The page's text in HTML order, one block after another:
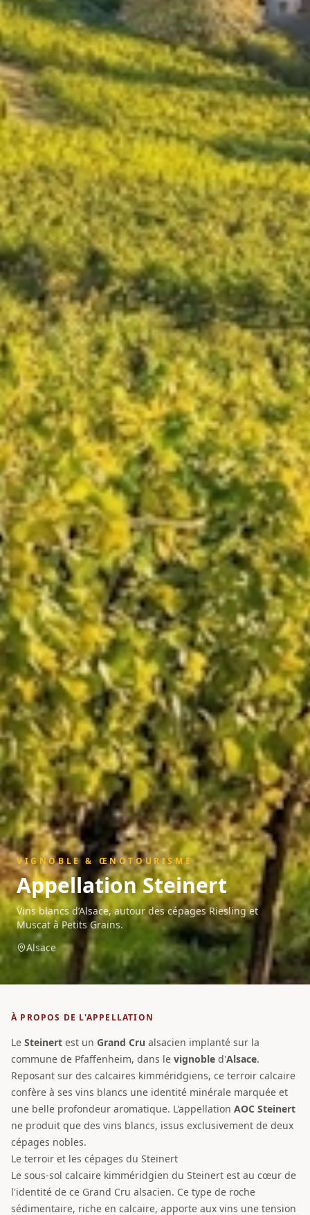
VIGNOBLE & ŒNOTOURISME
AppellationSteinert
Vins blancs d’Alsace, autour des cépages Riesling et
Muscat à Petits Grains.
Alsace
À PROPOS DE L'APPELLATION
Le Steinert est un Grand Cru alsacien implanté sur la
commune de Pfaffenheim, dans le vignoble d'Alsace.
Reposant sur des calcaires kimméridgiens, ce terroir calcaire
confère à ses vins blancs une identité minérale marquée et
une belle profondeur aromatique. L'appellation AOC Steinert
ne produit que des vins blancs, issus exclusivement de deux
cépages nobles.
Le terroir et les cépages du Steinert
Le sous-sol calcaire kimméridgien du Steinert est au cœur de
l'identité de ce Grand Cru alsacien. Ce type de roche
sédimentaire, riche en calcaire, apporte aux vins une tension